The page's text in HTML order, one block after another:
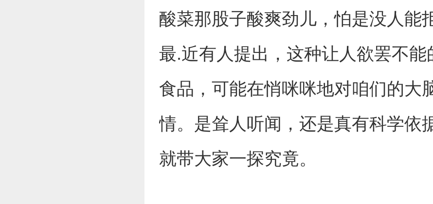
酸菜那股子酸爽劲儿，怕是没人能
最.近有人提出，这种让人欲罢不能
食品，可能在悄咪咪地对咱们的大
情。是耸人听闻，还是真有科学依
就带大家一探究竟。